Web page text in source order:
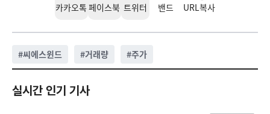
카카오톡 페이스북 트위터 밴드 URL복사
#씨에스윈드 #거래량 #주가
실시간 인기 기사